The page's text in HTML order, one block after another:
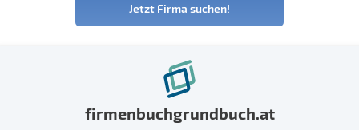
Jetzt Firma suchen!
firmenbuchgrundbuch.at